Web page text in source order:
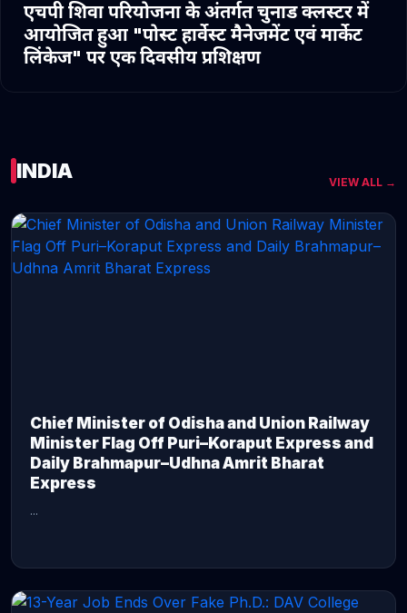
एचपी शिवा परियोजना के अंतर्गत चुनाड क्लस्टर में
आयोजित हुआ "पोस्ट हार्वेस्ट मैनेजमेंट एवं मार्केट
लिंकेज" पर एक दिवसीय प्रशिक्षण
INDIA VIEW ALL →
Chief Minister of Odisha and Union Railway
Minister Flag Off Puri–Koraput Express and
Daily Brahmapur–Udhna Amrit Bharat
Express
...